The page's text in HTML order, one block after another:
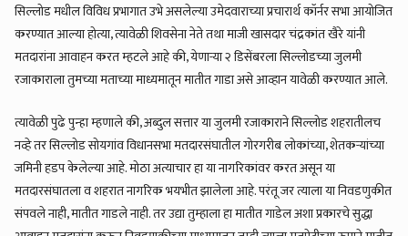
सिल्लोड मधील विविध प्रभागात उभे असलेल्या उमेदवाराच्या प्रचारार्थ कॉर्नर सभा आयोजित
करण्यात आल्या होत्या, त्यावेळी शिवसेना नेते तथा माजी खासदार चंद्रकांत खैरे यांनी
मतदारांना आवाहन करत म्हटले आहे की, येणाऱ्या २ डिसेंबरला सिल्लोडच्या जुलमी
रजाकाराला तुमच्या मताच्या माध्यमातून मातीत गाडा असे आव्हान यावेळी करण्यात आले.
त्यावेळी पुढे पुन्हा म्हणाले की, अब्दुल सत्तार या जुलमी रजाकाराने सिल्लोड शहरातीलच
नव्हे तर सिल्लोड सोयगांव विधानसभा मतदारसंघातील गोरगरीब लोकांच्या, शेतकऱ्यांच्या
जमिनी हडप केलेल्या आहे. मोठा अत्याचार हा या नागरिकांवर करत असून या
मतदारसंघातला व शहरात नागरिक भयभीत झालेला आहे. परंतू जर त्याला या निवडणुकीत
संपवले नाही, मातीत गाडले नाही. तर उद्या तुम्हाला हा मातीत गाडेल अशा प्रकारचे सुद्धा